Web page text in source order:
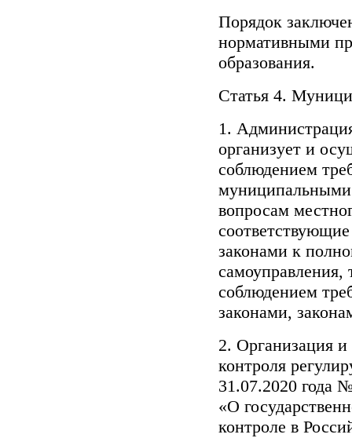
Порядок
нормативными
образования.
Статья 4.
1.
организует и
соблюдением
вопросам
законами к
соблюдением
законами,
2. Организация
контроля
31.07.2020 года
«О
контроле в